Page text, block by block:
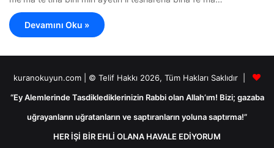
Devamını Oku »
kuranokuyun.com | © Telif Hakkı 2026, Tüm Hakları Saklıdır |
“Ey Alemlerinde Tasdiklediklerinizin Rabbi olan Allah’ım! Bizi; gazaba
uğrayanların uğratanların ve saptıranların yoluna saptırma!”
HER İŞİ BİR EHLİ OLANA HAVALE EDİYORUM